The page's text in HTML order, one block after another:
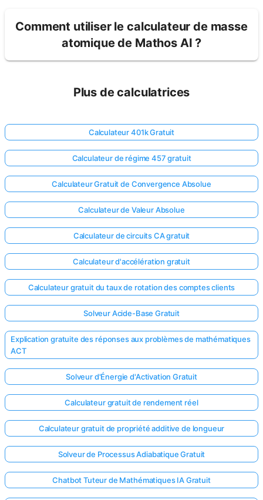
Comment utiliser le calculateur de masse
atomique de Mathos AI ?
Plus de calculatrices
Calculateur 401k Gratuit
Calculateur de régime 457 gratuit
Calculateur Gratuit de Convergence Absolue
Calculateur de Valeur Absolue
Calculateur de circuits CA gratuit
Calculateur d'accélération gratuit
Calculateur gratuit du taux de rotation des comptes clients
Solveur Acide-Base Gratuit
Explication gratuite des réponses aux problèmes de mathématiques
ACT
Solveur d'Énergie d'Activation Gratuit
Calculateur gratuit de rendement réel
Calculateur gratuit de propriété additive de longueur
Solveur de Processus Adiabatique Gratuit
Chatbot Tuteur de Mathématiques IA Gratuit